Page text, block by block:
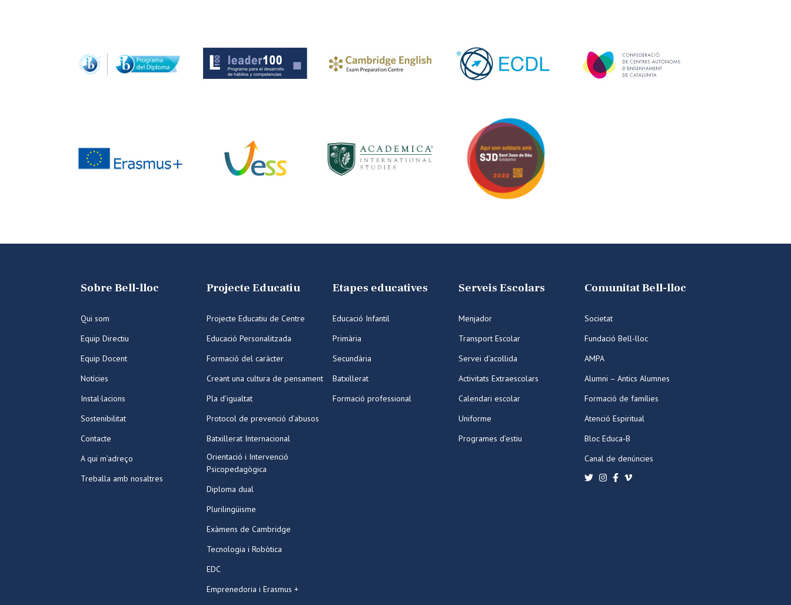
Sobre Bell-lloc
Qui som
Equip Directiu
Equip Docent
Notícies
Instal·lacions
Sostenibilitat
Contacte
A qui m’adreço
Treballa amb nosaltres
Projecte Educatiu
Projecte Educatiu de Centre
Educació Personalitzada
Formació del caràcter
Creant una cultura de pensament
Pla d’igualtat
Protocol de prevenció d’abusos
Batxillerat Internacional
Orientació i Intervenció
Psicopedagògica
Diploma dual
Plurilingüisme
Exàmens de Cambridge
Tecnologia i Robòtica
EDC
Emprenedoria i Erasmus +
Etapes educatives
Educació Infantil
Primària
Secundària
Batxillerat
Formació professional
Serveis Escolars
Menjador
Transport Escolar
Servei d’acollida
Activitats Extraescolars
Calendari escolar
Uniforme
Programes d’estiu
Comunitat Bell-lloc
Societat
Fundació Bell-lloc
AMPA
Alumni – Antics Alumnes
Formació de famílies
Atenció Espiritual
Bloc Educa-B
Canal de denúncies